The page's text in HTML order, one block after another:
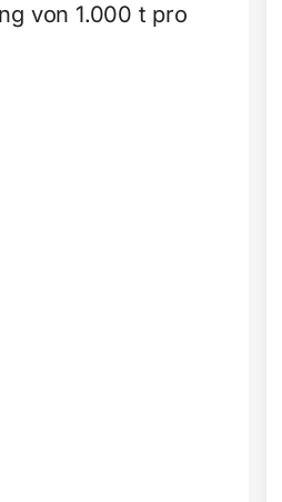
von 1.000 t pro